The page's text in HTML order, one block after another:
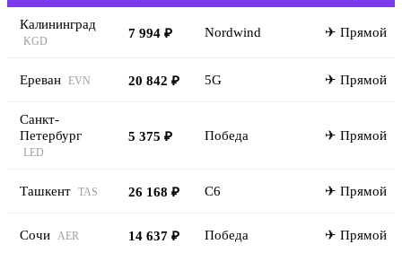
Калининград
KGD
7 994 ₽ Nordwind ✈ Прямой
Ереван EVN 20 842 ₽ 5G ✈ Прямой
Санкт-
Петербург
LED
5 375 ₽ Победа ✈ Прямой
Ташкент TAS 26 168 ₽ C6 ✈ Прямой
Сочи AER 14 637 ₽ Победа ✈ Прямой